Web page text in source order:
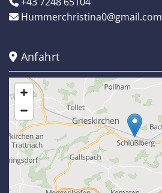
 Hummerchristina0@gmail.com
 Anfahrt